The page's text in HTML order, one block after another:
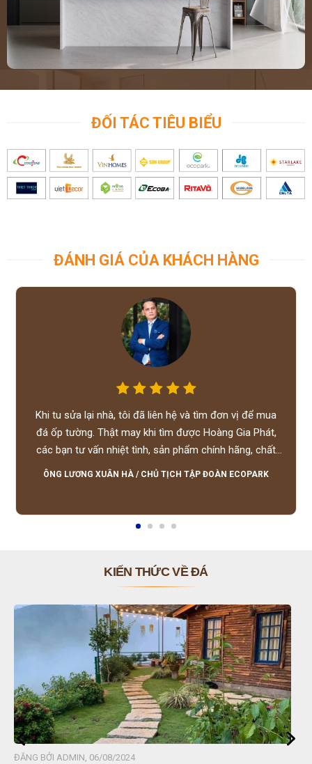
ĐỐI TÁC TIÊU BIỂU
ĐÁNH GIÁ CỦA KHÁCH HÀNG
Khi tu sửa lại nhà, tôi đã liên hệ và tìm đơn vị để mua
đá ốp tường. Thật may khi tìm được Hoàng Gia Phát,
các bạn tư vấn nhiệt tình, sản phẩm chính hãng, chất
lượng tốt, giá hợp lý, hỗ trợ tận tình.
ÔNG LƯƠNG XUÂN HÀ / CHỦ TỊCH TẬP ĐOÀN ECOPARK
KIẾN THỨC VỀ ĐÁ
2024